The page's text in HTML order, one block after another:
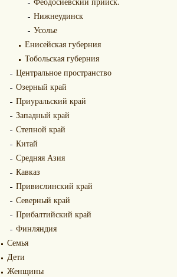
Нижнеудинск
Усолье
Енисейская губерния
Тобольская губерния
Центральное пространство
Озерный край
Приуральский край
Западный край
Степной край
Китай
Средняя Азия
Кавказ
Привислинский край
Северный край
Прибалтийский край
Финляндия
Семья
Дети
Женщины